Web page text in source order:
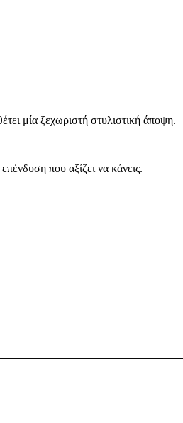
μία ξεχωριστή στυλιστική άποψη.
που αξίζει να κάνεις.